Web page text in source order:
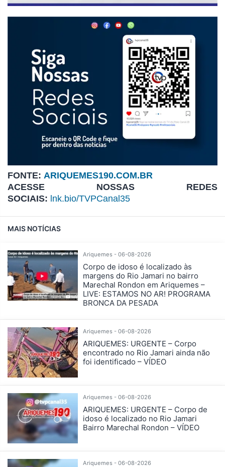
FONTE: ARIQUEMES190.COM.BR
ACESSE NOSSAS REDES
SOCIAIS: lnk.bio/TVPCanal35
MAIS NOTÍCIAS
Ariquemes - 06-08-2026
Corpo de idoso é localizado às
margens do Rio Jamari no bairro
Marechal Rondon em Ariquemes –
LIVE: ESTAMOS NO AR! PROGRAMA
BRONCA DA PESADA
Ariquemes - 06-08-2026
ARIQUEMES: URGENTE – Corpo
encontrado no Rio Jamari ainda não
foi identificado – VÍDEO
Ariquemes - 06-08-2026
ARIQUEMES: URGENTE – Corpo de
idoso é localizado no Rio Jamari
Bairro Marechal Rondon – VÍDEO
Ariquemes - 06-08-2026